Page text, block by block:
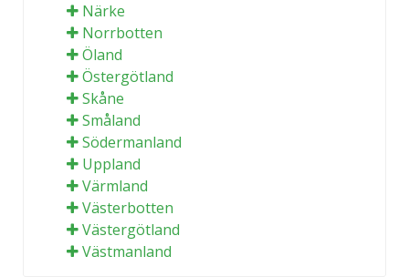
Närke
Norrbotten
Öland
Östergötland
Skåne
Småland
Södermanland
Uppland
Värmland
Västerbotten
Västergötland
Västmanland